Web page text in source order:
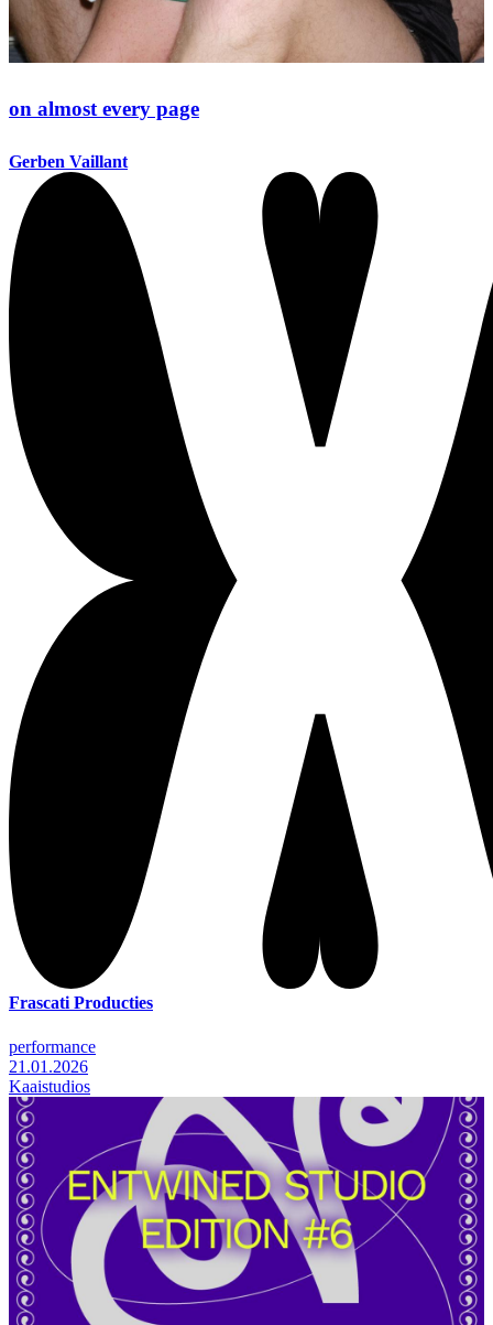
on almost every page
Gerben Vaillant
Frascati Producties
performance
21.01.2026
Kaaistudios